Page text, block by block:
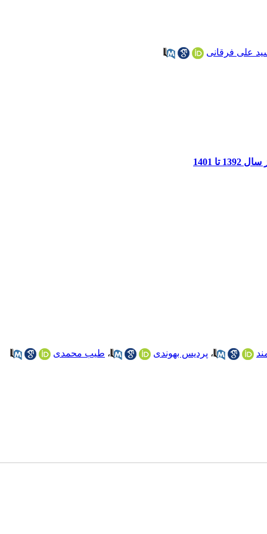
علی فرقانی
1401
، پردیس بهوندی ، طیب محمدی